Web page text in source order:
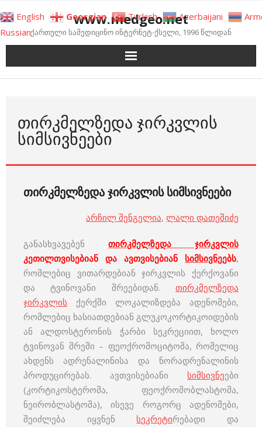
to
content
www.medgeo.net
ქართული სამედიცინო ინტერნეტ-ქსელი, 1996 წლიდან
ᲗᲘᲠᲙᲛᲔᲚᲖᲔᲓᲐ ᲯᲘᲠᲙᲕᲚᲘᲡ
ᲡᲘᲛᲡᲘᲕᲜᲔᲔᲑᲘ
თირკმელზედა ჯირკვლის სიმსივნეები
არჩილ შენგელია, ლალი დათეშიძე
განასხვავებენ თირკმელზედა ჯირკვლის
კეთილთვისებიან და ავთვისებიან სიმსივნეებს,
რომლებიც ვითარდებიან ჯირკვლის ქერქოვანი
და ტვინოვანი შრეებიდან. თირკმელზედა
ჯირკვლის ქერქში ლოკალიზდება ადენომები,
რომლებიც ხასიათდებიან გლუკოკორტიკოიდების
ან ალდოსტერონის ჭარბი სეკრეციით, ხოლო
ტვინოვან შრეში – ფეოქრომოციტომა, რომელიც
ახდენს ადრენალინისა და ნორადრენალინის
პროდუცირებას. ავთვისებიანი სიმსივნეები
(კორტიკოსტერომა, ფეოქრომობლასტომა,
ნეირობლასტომა), ისევე როგორც ადენომები,
შეიძლება იყვნენ სეკრეტირებადი და
English Georgian Turkish Azerbaijani
Russian